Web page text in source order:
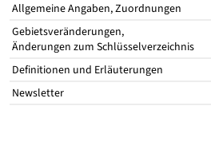
Allgemeine Angaben, Zuordnungen
Gebietsveränderungen,
Änderungen zum Schlüsselverzeichnis
Definitionen und Erläuterungen
Newsletter